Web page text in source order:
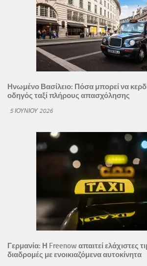
Ηνωμένο Βασίλειο: Πόσα μπορεί να
οδηγός ταξί πλήρους απασχόλησης
5 ΙΟΥΝΊΟΥ 2026
Γερμανία: Η Freenow απαιτεί ελάχιστες
διαδρομές με ενοικιαζόμενα αυτοκίνητα